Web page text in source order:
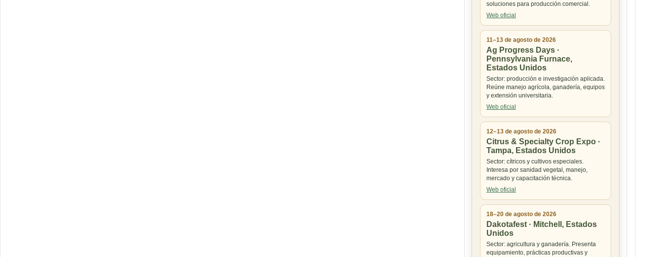
soluciones para producción comercial.
Web oficial
11–13 de agosto de 2026
Ag Progress Days ·
Pennsylvania Furnace,
Estados Unidos
Sector: producción e investigación aplicada.
Reúne manejo agrícola, ganadería, equipos
y extensión universitaria.
Web oficial
12–13 de agosto de 2026
Citrus & Specialty Crop Expo ·
Tampa, Estados Unidos
Sector: cítricos y cultivos especiales.
Interesa por sanidad vegetal, manejo,
mercado y capacitación técnica.
Web oficial
18–20 de agosto de 2026
Dakotafest · Mitchell, Estados
Unidos
Sector: agricultura y ganadería. Presenta
equipamiento, prácticas productivas y